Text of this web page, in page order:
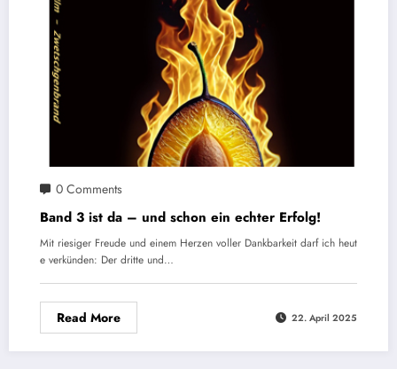
0 Comments
Band 3 ist da – und schon ein echter Erfolg!
Mit riesiger Freude und einem Herzen voller Dankbarkeit darf ich heut
e verkünden: Der dritte und…
Read More 22. April 2025